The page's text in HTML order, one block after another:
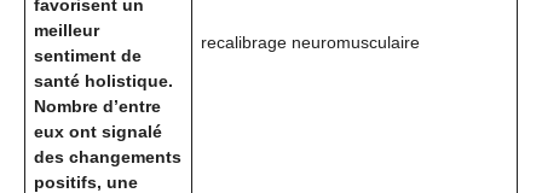
favorisent un
meilleur
sentiment de
santé holistique.
Nombre d’entre
eux ont signalé
des changements
positifs, une
recalibrage neuromusculaire